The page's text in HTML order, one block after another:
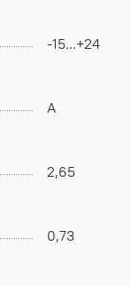
-15...+24
А
2,65
0,73